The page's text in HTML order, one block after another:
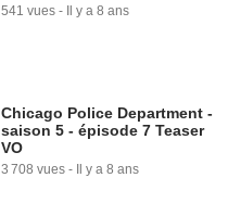
541 vues - Il y a 8 ans
Chicago Police Department -
saison 5 - épisode 7 Teaser
VO
3 708 vues - Il y a 8 ans